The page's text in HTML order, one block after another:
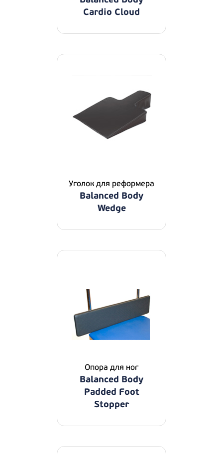
Cardio Cloud
Уголок для реформера
Balanced Body
Wedge
Опора для ног
Balanced Body
Padded Foot
Stopper